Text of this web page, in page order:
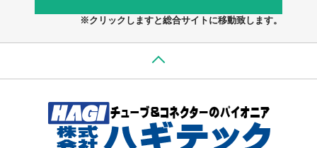
※クリックしますと総合サイトに移動致します。